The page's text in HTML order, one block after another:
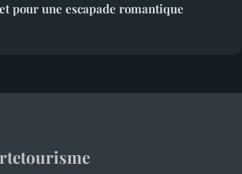
pour une escapade romantique